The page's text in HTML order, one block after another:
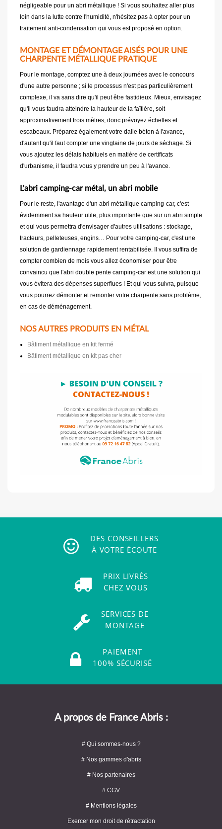
négligeable pour un abri métallique ! Si vous souhaitez aller plus
loin dans la lutte contre l'humidité, n'hésitez pas à opter pour un
traitement anti-condensation qui vous est proposé en option.
MONTAGE ET DÉMONTAGE AISÉS POUR UNE
CHARPENTE MÉTALLIQUE PRATIQUE
Pour le montage, comptez une à deux journées avec le concours
d'une autre personne ; si le processus n'est pas particulièrement
complexe, il va sans dire qu'il peut être fastidieux. Mieux, envisagez
qu'il vous faudra atteindre la hauteur de la faîtière, soit
approximativement trois mètres, donc prévoyez échelles et
escabeaux. Préparez également votre dalle béton à l'avance,
d'autant qu'il faut compter une vingtaine de jours de séchage. Si
vous ajoutez les délais habituels en matière de certificats
d'urbanisme, il faudra vous y prendre un peu à l'avance.
L'abri camping-car métal, un abri mobile
Pour le reste, l'avantage d'un abri métallique camping-car, c'est
évidemment sa hauteur utile, plus importante que sur un abri simple
et qui vous permettra d'envisager d'autres utilisations : stockage,
tracteurs, pelleteuses, engins… Pour votre camping-car, c'est une
solution de gardiennage rapidement rentabilisée. Il vous suffira de
compter combien de mois vous allez économiser pour être
convaincu que l'abri double pente camping-car est une solution qui
vous évitera des dépenses superflues ! Et qui vous suivra, puisque
vous pourrez démonter et remonter votre charpente sans problème,
en cas de déménagement.
NOS AUTRES PRODUITS EN MÉTAL
Bâtiment métallique en kit fermé
Bâtiment métallique en kit pas cher
DES CONSEILLERS
À VOTRE ÉCOUTE
PRIX LIVRÉS
CHEZ VOUS
SERVICES DE
MONTAGE
PAIEMENT
100% SÉCURISÉ
A propos de France Abris :
# Qui sommes-nous ?
# Nos gammes d'abris
# Nos partenaires
# CGV
# Mentions légales
Exercer mon droit de rétractation